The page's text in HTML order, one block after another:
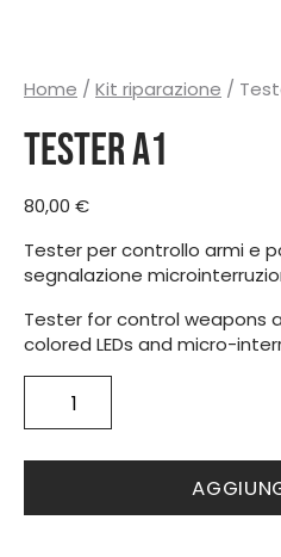
Home / Kit riparazione /
Tester A1
80,00 €
Tester per controllo armi e
segnalazione
Tester for control weapons
colored LEDs and micro-
quantità